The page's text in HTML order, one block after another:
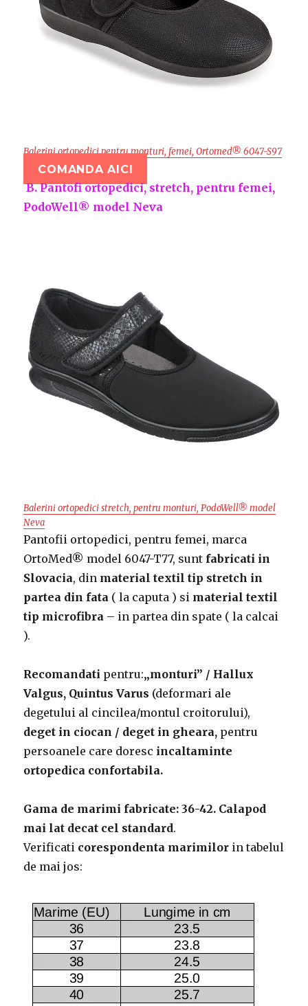
Balerini ortopedici pentru monturi, femei, Ortomed® 6047-S97
COMANDA AICI
B. Pantofi ortopedici, stretch, pentru femei,
PodoWell® model Neva
Balerini ortopedici stretch, pentru monturi, PodoWell® model
Neva
Pantofii ortopedici, pentru femei, marca
OrtoMed® model 6047-T77, sunt fabricati in
Slovacia, din material textil tip stretch in
partea din fata ( la caputa ) si material textil
tip microfibra – in partea din spate ( la calcai
).
Recomandati pentru:„monturi” / Hallux
Valgus, Quintus Varus (deformari ale
degetului al cincilea/montul croitorului),
deget in ciocan / deget in gheara, pentru
persoanele care doresc incaltaminte
ortopedica confortabila.
Gama de marimi fabricate: 36-42. Calapod
mai lat decat cel standard.
Verificati corespondenta marimilor in tabelul
de mai jos: